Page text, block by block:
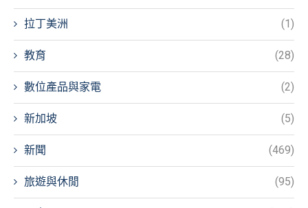
拉丁美洲 (1)
教育 (28)
數位產品與家電 (2)
新加坡 (5)
新聞 (469)
旅遊與休閒 (95)